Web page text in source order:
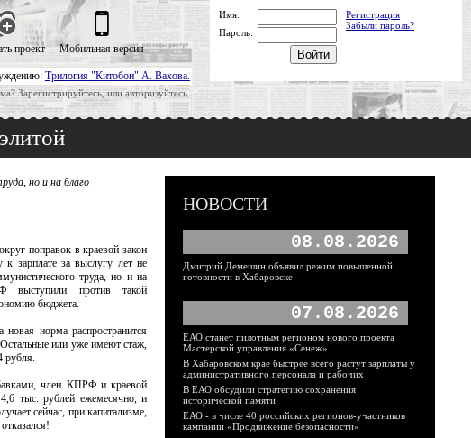
Трилогия "Китобои" А. Вахова.
Зарегистрируйтесь, или авторизуйтесь.
проект Мобильная версия
Имя:
Регистрация
Забыли пароль?
Пароль:
но и на благо
поправок в краевой закон
к зарплате за выслугу лет не
труда, но и на
выступили против такой
бюджета.
норма распространится
или уже имеют стаж,
рубля.
член КПРФ и краевой
тыс. рублей ежемесячно, и
сейчас, при капитализме,
НОВОСТИ
08.08.2026
Дмитрий Демешин объявил режим повышенной
готовности в Хабаровске
07.08.2026
ЕАО станет пилотным регионом нового проекта
Мастерской управления «Сенеж»
В Хабаровском крае быстрее всего растут зарплаты у
административного персонала и рабочих
В ЕАО обсудили стратегию сохранения
исторической памяти
ЕАО - в числе 40 российских регионов-участников
кампании «Продвижение безопасности»